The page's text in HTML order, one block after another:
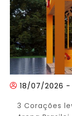
18/07/2026 -
3 Corações